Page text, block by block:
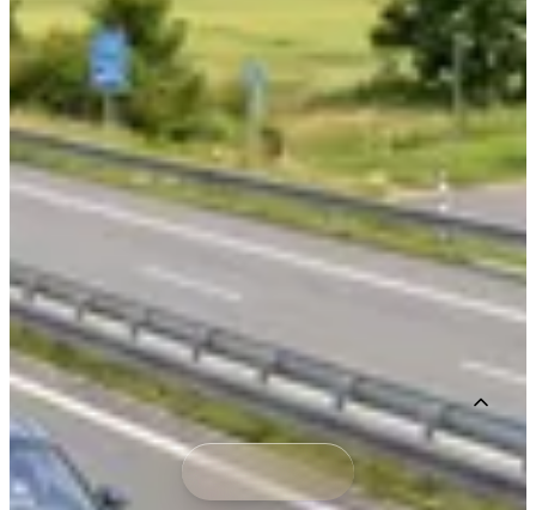
Tento web používá cookies Aktualizovat